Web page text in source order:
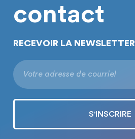
contact
RECEVOIR LA NEWSLETTER